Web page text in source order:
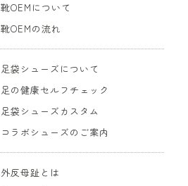
靴OEMについて
靴OEMの流れ
足袋シューズについて
足の健康セルフチェック
足袋シューズカスタム
コラボシューズのご案内
外反母趾とは